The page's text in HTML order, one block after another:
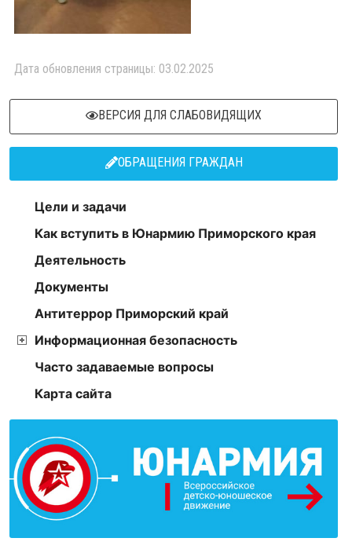
Дата обновления страницы: 03.02.2025
ВЕРСИЯ ДЛЯ СЛАБОВИДЯЩИХ
ОБРАЩЕНИЯ ГРАЖДАН
Цели и задачи
Как вступить в Юнармию Приморского края
Деятельность
Документы
Антитеррор Приморский край
Информационная безопасность
Часто задаваемые вопросы
Карта сайта